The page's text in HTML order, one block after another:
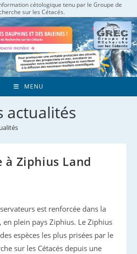
cétologique tenu par le Groupe de
sur les Cétacés.
MENU
actualités
à Ziphius Land
est renforcée dans la
en plein pays Ziphius. Le Ziphius
espèces les plus prisées par le
sur les Cétacés depuis une